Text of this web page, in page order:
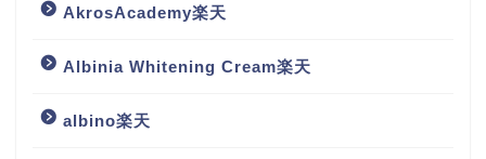
AkrosAcademy楽天
Albinia Whitening Cream楽天
albino楽天